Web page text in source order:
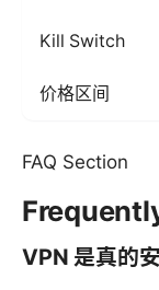
Kill Switch
价格区间
FAQ Section
VPN 是真的安